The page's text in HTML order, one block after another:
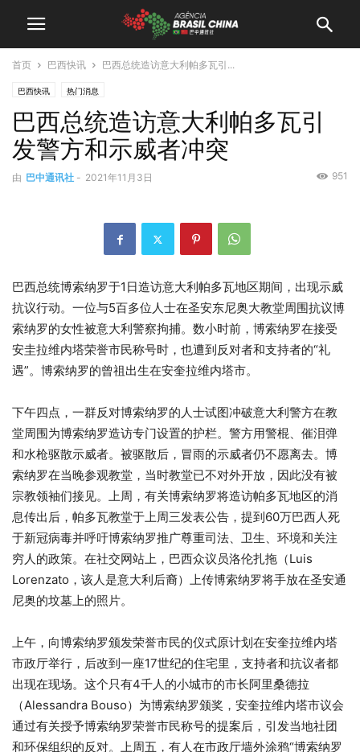
首页 巴西快讯 巴西总统造访意大利帕多瓦引...
巴西快讯 热门消息
巴西总统造访意大利帕多瓦引
发警方和示威者冲突
由 巴中通讯社 - 2021年11月3日 951
巴西总统博索纳罗于1日造访意大利帕多瓦地区期间，出现示威
抗议行动。一位与5百多位人士在圣安东尼奥大教堂周围抗议博
索纳罗的女性被意大利警察拘捕。数小时前，博索纳罗在接受
安圭拉维内塔荣誉市民称号时，也遭到反对者和支持者的“礼
遇”。博索纳罗的曾祖出生在安奎拉维内塔市。
下午四点，一群反对博索纳罗的人士试图冲破意大利警方在教
堂周围为博索纳罗造访专门设置的护栏。警方用警棍、催泪弹
和水枪驱散示威者。被驱散后，冒雨的示威者仍不愿离去。博
索纳罗在当晚参观教堂，当时教堂已不对外开放，因此没有被
宗教领袖们接见。上周，有关博索纳罗将造访帕多瓦地区的消
息传出后，帕多瓦教堂于上周三发表公告，提到60万巴西人死
于新冠病毒并呼吁博索纳罗推广尊重司法、卫生、环境和关注
穷人的政策。在社交网站上，巴西众议员洛伦扎拖（Luis
Lorenzato，该人是意大利后裔）上传博索纳罗将手放在圣安通
尼奥的坟墓上的照片。
上午，向博索纳罗颁发荣誉市民的仪式原计划在安奎拉维内塔
市政厅举行，后改到一座17世纪的住宅里，支持者和抗议者都
出现在现场。这个只有4千人的小城市的市长阿里桑德拉
（Alessandra Bouso）为博索纳罗颁奖，安奎拉维内塔市议会
通过有关授予博索纳罗荣誉市民称号的提案后，引发当地社团
和环保组织的反对。上周五，有人在市政厅墙外涂鸦“博索纳罗